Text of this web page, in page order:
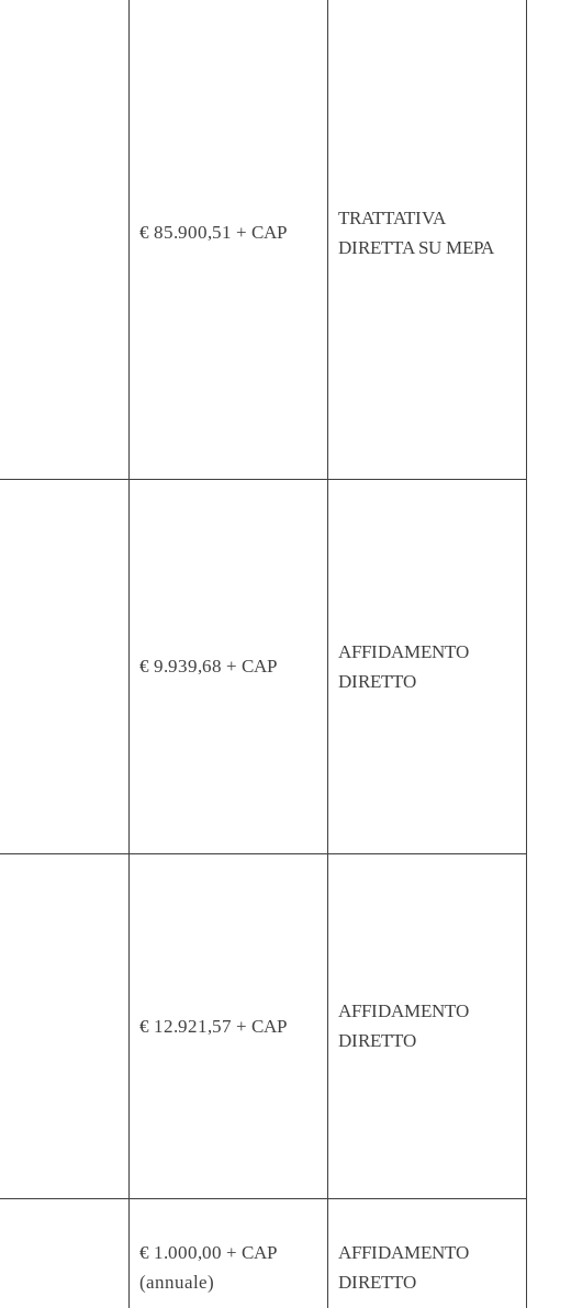
€ 85.900,51 + CAP
TRATTATIVA
DIRETTA SU MEPA
€ 9.939,68 + CAP
AFFIDAMENTO
DIRETTO
€ 12.921,57 + CAP
AFFIDAMENTO
DIRETTO
€ 1.000,00 + CAP
(annuale)
AFFIDAMENTO
DIRETTO